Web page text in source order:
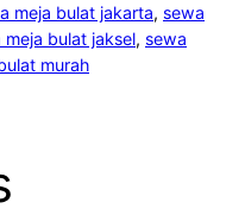
meja bulat jakarta, sewa
meja bulat jaksel, sewa
murah